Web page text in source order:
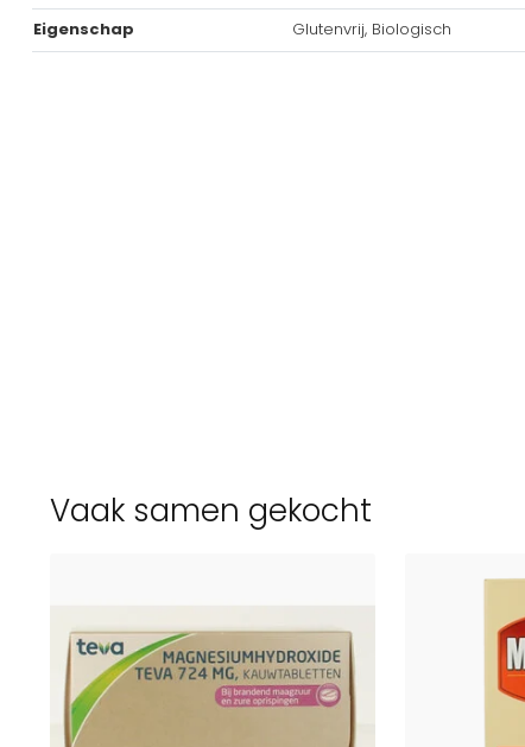
Eigenschap
Glutenvrij, Biologisch
Vaak samen gekocht